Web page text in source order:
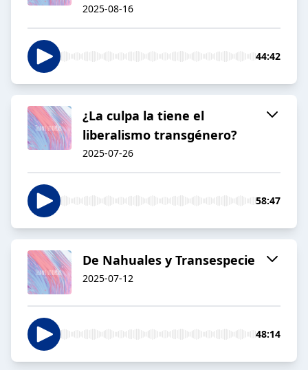
2025-08-16
44:42
¿La culpa la tiene el
liberalismo transgénero?
2025-07-26
58:47
De Nahuales y Transespecie
2025-07-12
48:14